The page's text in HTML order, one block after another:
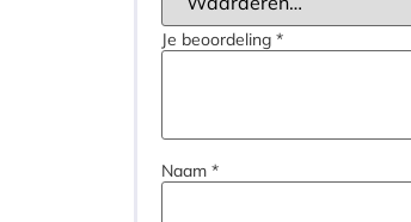
Je beoordeling *
Naam *